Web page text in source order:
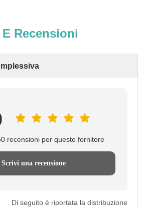
Recensioni
recensioni per questo fornitore
Scrivi una recensione
Di seguito è riportata la distribuzione